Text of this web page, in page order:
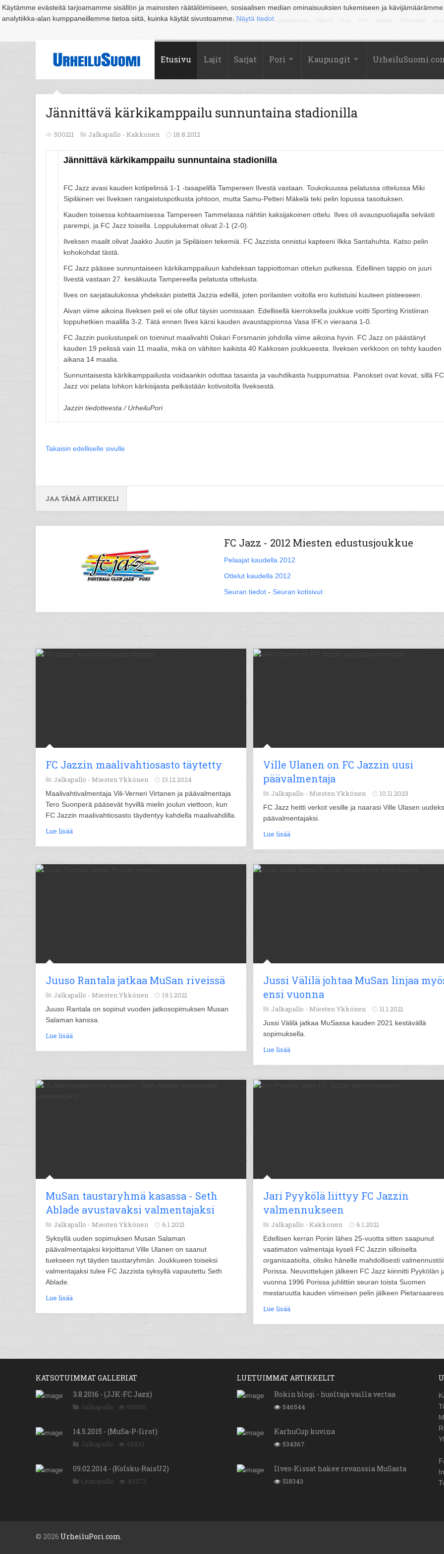
Käytämme evästeitä tarjoamamme sisällön ja mainosten räätälöimiseen, sosiaalisen median ominaisuuksien tukemiseen ja
analytiikka-alan kumppaneillemme tietoa siitä, kuinka käytät sivustoamme. Näytä tiedot
Suomi Espoo Helsinki Hämeenlinna Joensuu Jyväskylä Kouvola Kuopio Lahti
Etusivu Lajit Sarjat Pori Kaupungit
Jännittävä kärkikamppailu sunnuntaina stadionilla
500211 Jalkapallo - Kakkonen 18.8.2012
Jännittävä kärkikamppailu sunnuntaina stadionilla
FC Jazz avasi kauden kotipelinsä 1-1 -tasapelillä Tampereen Ilvestä vastaan. Toukokuussa pelatussa ottelussa Miki
Sipiläinen vei Ilveksen rangaistuspotkusta johtoon, mutta Samu-Petteri Mäkelä teki pelin lopussa tasoituksen.
Kauden toisessa kohtaamisessa Tampereen Tammelassa nähtiin kaksijakoinen ottelu. Ilves oli avauspuoliajalla selvästi
parempi, ja FC Jazz toisella. Loppulukemat olivat 2-1 (2-0).
Ilveksen maalit olivat Jaakko Juutin ja Sipiläisen tekemiä. FC Jazzista onnistui kapteeni Ilkka Santahuhta. Katso pelin
kohokohdat tästä.
FC Jazz pääsee sunnuntaiseen kärkikamppailuun kahdeksan tappiottoman ottelun putkessa. Edellinen tappio on juuri
Ilvestä vastaan 27. kesäkuuta Tampereella pelatusta ottelusta.
Ilves on sarjataulukossa yhdeksän pistettä Jazzia edellä, joten porilaisten voitolla ero kutistuisi kuuteen pisteeseen.
Aivan viime aikoina Ilveksen peli ei ole ollut täysin uomissaan. Edellisellä kierroksella joukkue voitti Sporting Kristiinan
loppuhetkien maalilla 3-2. Tätä ennen Ilves kärsi kauden avaustappionsa Vasa IFK:n vieraana 1-0.
FC Jazzin puolustuspeli on toiminut maalivahti Oskari Forsmanin johdolla viime aikoina hyvin. FC Jazz on päästänyt
kauden 19 pelissä vain 11 maalia, mikä on vähiten kaikista 40 Kakkosen joukkueesta. Ilveksen verkkoon on tehty kauden
aikana 14 maalia.
Sunnuntaisesta kärkikamppailusta voidaankin odottaa tasaista ja vauhdikasta huippumatsia. Panokset ovat kovat, sillä FC
Jazz voi pelata lohkon kärkisijasta pelkästään kotivoitolla Ilveksestä.
Jazzin tiedotteesta / UrheiluPori
Takaisin edelliselle sivulle
JAA TÄMÄ ARTIKKELI
FC Jazz - 2012 Miesten edustusjoukkue
Pelaajat kaudella 2012
Ottelut kaudella 2012
Seuran tiedot - Seuran kotisivut
FC Jazzin maalivahtiosasto täytetty
Jalkapallo - Miesten Ykkönen 13.12.2024
Maalivahtivalmentaja Vili-Verneri Virtanen ja päävalmentaja
Tero Suonperä pääsevät hyvillä mielin joulun viettoon, kun
FC Jazzin maalivahtiosasto täydentyy kahdella maalivahdilla.
Lue lisää
Ville Ulanen on FC Jazzin uusi
päävalmentaja
Jalkapallo - Miesten Ykkönen 10.11.2023
FC Jazz heitti verkot vesille ja naarasi Ville Ulasen
päävalmentajaksi.
Lue lisää
Juuso Rantala jatkaa MuSan riveissä
Jalkapallo - Miesten Ykkönen 19.1.2021
Juuso Rantala on sopinut vuoden jatkosopimuksen Musan
Salaman kanssa.
Lue lisää
Jussi Välilä johtaa MuSan linjaa
ensi vuonna
Jalkapallo - Miesten Ykkönen 11.1.2021
Jussi Välilä jatkaa MuSassa kauden 2021 kestävällä
sopimuksella.
Lue lisää
MuSan taustaryhmä kasassa - Seth
Ablade avustavaksi valmentajaksi
Jalkapallo - Miesten Ykkönen 6.1.2021
Syksyllä uuden sopimuksen Musan Salaman
päävalmentajaksi kirjoittanut Ville Ulanen on saanut
tuekseen nyt täyden taustaryhmän. Joukkueen toiseksi
valmentajaksi tulee FC Jazzista syksyllä vapautettu Seth
Ablade.
Lue lisää
Jari Pyykölä liittyy FC Jazzin
valmennukseen
Jalkapallo - Kakkonen 6.1.2021
Edellisen kerran Poriin lähes 25-vuotta sitten saapunut
vaatimaton valmentaja kyseli FC Jazzin silloiselta
organisaatiolta, olisiko hänelle mahdollisesti
Porissa. Neuvottelujen jälkeen FC Jazz kiinnitti Pyykölän
vuonna 1996 Porissa juhlittiin seuran toista Suomen
mestaruutta kauden viimeisen pelin jälkeen
Lue lisää
KATSOTUIMMAT GALLERIAT
3.8.2016 - (JJK-FC Jazz)
Jalkapallo 65000
14.5.2015 - (MuSa-P-Iirot)
Jalkapallo 52433
09.02.2014 - (KoIsku-RaisU2)
Lentopallo 49272
LUETUIMMAT ARTIKKELIT
Rokin blogi - huoltaja vailla vertaa
546544
KarhuCup kuvina
534367
Ilves-Kissat hakee revanssia MuSasta
518343
© 2026 UrheiluPori.com.